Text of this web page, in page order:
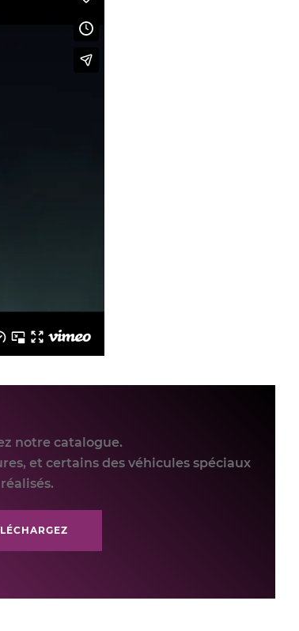
notre catalogue.
et certains des véhicules spéciaux
réalisés.